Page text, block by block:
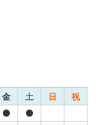
金 土 日 祝